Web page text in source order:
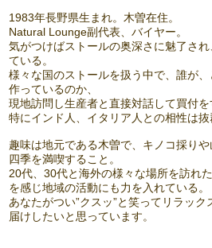
1983年長野県生まれ。木曽在住。
Natural Lounge副代表、バイヤー。
気がつけばストールの奥深さに魅了さ
ている。
様々な国のストールを扱う中で、誰が
作っているのか、
現地訪問し生産者と直接対話して買付を
特にインド人、イタリア人との相性は抜
趣味は地元である木曽で、キノコ採り
四季を満喫すること。
20代、30代と海外の様々な場所を訪れ
を感じ地域の活動にも力を入れている。
あなたがつい”クスッ”と笑ってリラッ
届けしたいと思っています。